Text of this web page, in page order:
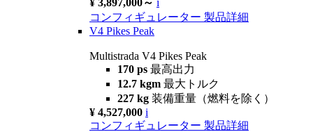
¥ 3,897,000～ i
コンフィギュレーター 製品詳細
V4 Pikes Peak
Multistrada V4 Pikes Peak
170 ps 最高出力
12.7 kgm 最大トルク
227 kg 装備重量（燃料を除く）
¥ 4,527,000 i
コンフィギュレーター 製品詳細